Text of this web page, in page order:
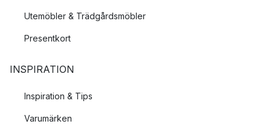
Utemöbler & Trädgårdsmöbler
Presentkort
INSPIRATION
Inspiration & Tips
Varumärken